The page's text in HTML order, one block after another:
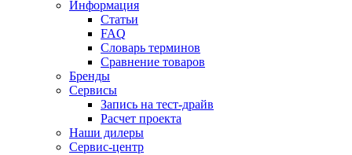
Информация
Статьи
FAQ
Словарь терминов
Сравнение товаров
Бренды
Сервисы
Запись на тест-драйв
Расчет проекта
Наши дилеры
Сервис-центр